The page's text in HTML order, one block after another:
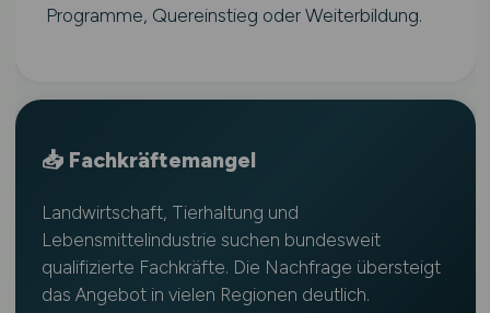
Programme, Quereinstieg oder Weiterbildung.
📥 Fachkräftemangel
Landwirtschaft, Tierhaltung und
Lebensmittelindustrie suchen bundesweit
qualifizierte Fachkräfte. Die Nachfrage übersteigt
das Angebot in vielen Regionen deutlich.